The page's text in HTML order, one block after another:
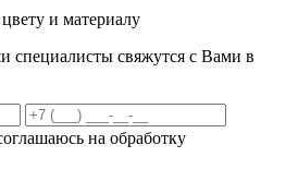
и материалу
специалисты свяжутся с Вами в
на обработку